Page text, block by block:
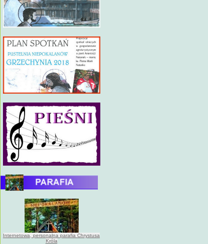
Internetowa, personalna parafia Chrystusa
Króla